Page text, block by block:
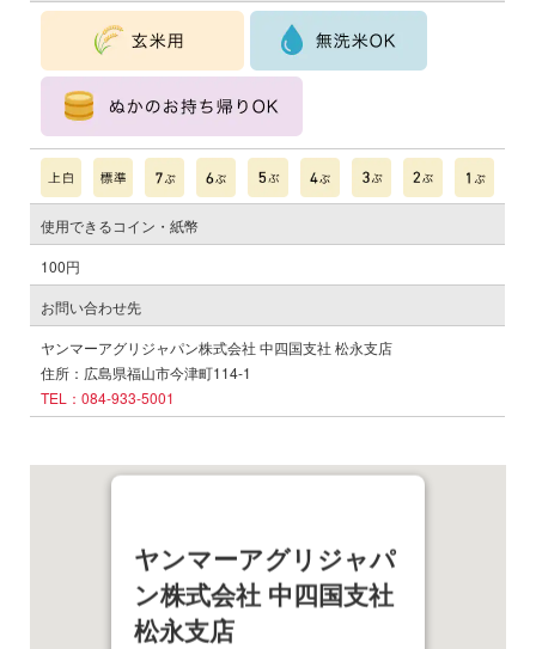
使用できるコイン・紙幣
100円
お問い合わせ先
ヤンマーアグリジャパン株式会社 中四国支社 松永支店
住所：広島県福山市今津町114-1
TEL：084-933-5001
ヤンマーアグリジャパ
ン株式会社 中四国支社
松永支店